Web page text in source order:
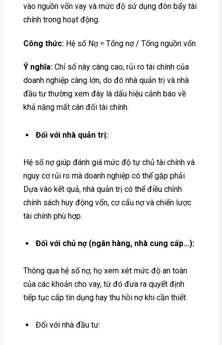
vào nguồn vốn vay và mức độ sử dụng đòn bẩy tài
chính trong hoạt động.
Công thức: Hệ số Nợ = Tổng nợ / Tổng nguồn vốn
Ý nghĩa: Chỉ số này càng cao, rủi ro tài chính của
doanh nghiệp càng lớn, do đó nhà quản trị và nhà
đầu tư thường xem đây là dấu hiệu cảnh báo về
khả năng mất cân đối tài chính.
Đối với nhà quản trị:
Hệ số nợ giúp đánh giá mức độ tự chủ tài chính và
nguy cơ rủi ro mà doanh nghiệp có thể gặp phải.
Dựa vào kết quả, nhà quản trị có thể điều chỉnh
chính sách huy động vốn, cơ cấu nợ và chiến lược
tài chính phù hợp.
Đối với chủ nợ (ngân hàng, nhà cung cấp…):
Thông qua hệ số nợ, họ xem xét mức độ an toàn
của các khoản cho vay, từ đó đưa ra quyết định
tiếp tục cấp tín dụng hay thu hồi nợ khi cần thiết.
Đối với nhà đầu tư: